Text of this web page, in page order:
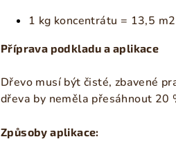
1 kg koncentrátu = 13,5
Příprava podkladu a aplikace
Dřevo musí být čisté, zbavené
dřeva by neměla přesáhnout 20
Způsoby aplikace: